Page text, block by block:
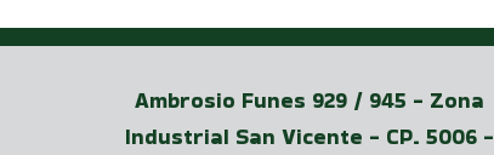
Ambrosio Funes 929 / 945 - Zona
Industrial San Vicente - CP. 5006 -